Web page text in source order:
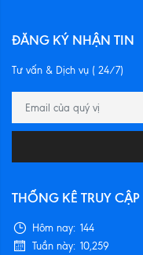
ĐĂNG KÝ NHẬN TIN
Tư vấn & Dịch vụ ( 24/7)
THỐNG KÊ TRUY CẬP
Hôm nay: 144
Tuần này: 10,259